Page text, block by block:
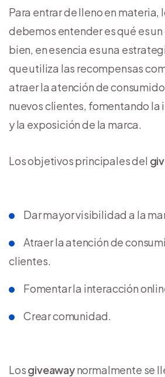
Para entrar de lleno en materia,
debemos entender es qué es un
bien, en esencia es una
que utiliza las recompensas
atraer la atención de
nuevos clientes, fomentando la
y la exposición de la marca.
Los objetivos principales del
Dar mayor visibilidad a la
Atraer la atención de
clientes.
Fomentar la interacción
Crear comunidad.
Losgiveawaynormalmente se